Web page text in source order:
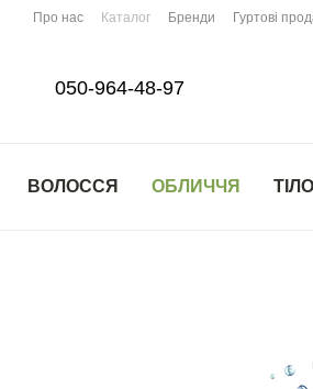
Перейти до основного контенту
Про нас Каталог Бренди Гуртові
050-964-48-97
ВОЛОССЯ ОБЛИЧЧЯ ТІЛО